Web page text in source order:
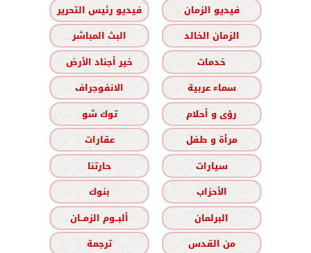
فيديو الزمان
فيديو رئيس التحرير
الزمان الخالد
البث المباشر
خدمات
خير أجناد الأرض
سماء عربية
الانفوجراف
رؤى و أحلام
توك شو
مرأة و طفل
عقارات
سيارات
حارتنا
الأحزاب
بنوك
البرلمان
ألبــوم الزمــان
من القدس
ترجمة